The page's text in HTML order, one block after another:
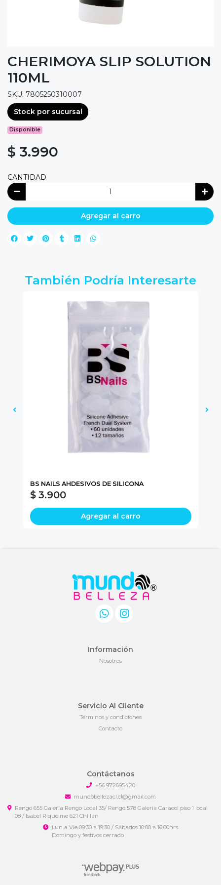
CHERIMOYA SLIP SOLUTION
110ML
SKU: 7805250310007
Stock por sucursal
Disponible
$ 3.990
CANTIDAD
Agregar al carro
También Podría Interesarte
BS NAILS AHDESIVOS DE SILICONA
$ 3.900
Agregar al carro
Información
Nosotros
Servicio Al Cliente
Términos y condiciones
Contacto
Contáctanos
+56 972695420
mundobellezacl.cl@gmail.com
Rengo 655 Galería Rengo Local 35/ Rengo 578 Galeria Caracol piso 1 local
08 / Isabel Riquelme 621 Chillán
Lun a Vie 09:30 a 19:30 / Sábados 10:00 a 16:00hrs
Domingo y festivos cerrado